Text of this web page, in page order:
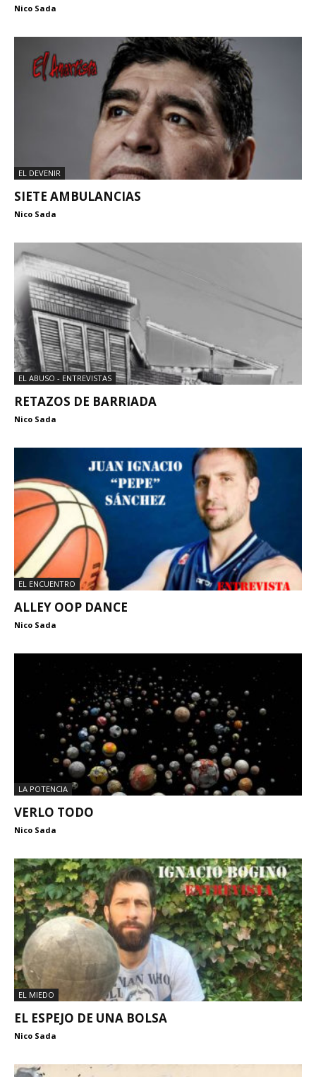
Nico Sada
EL DEVENIR
SIETE AMBULANCIAS
Nico Sada
EL ABUSO - ENTREVISTAS
RETAZOS DE BARRIADA
Nico Sada
EL ENCUENTRO
ALLEY OOP DANCE
Nico Sada
LA POTENCIA
VERLO TODO
Nico Sada
EL MIEDO
EL ESPEJO DE UNA BOLSA
Nico Sada